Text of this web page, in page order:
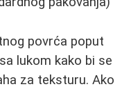
povrća poput
lukom kako bi se
za teksturu. Ako